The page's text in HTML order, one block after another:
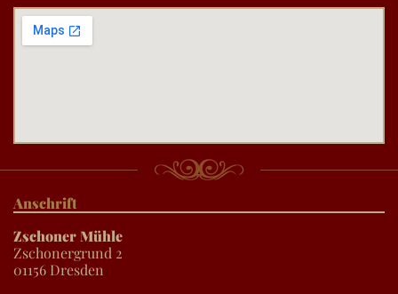
Anschrift
Zschoner Mühle
Zschonergrund 2
01156 Dresden